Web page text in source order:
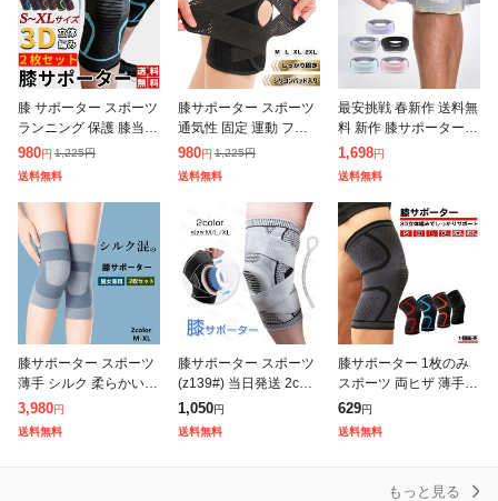
膝 サポーター スポーツ
ランニング 保護 膝当て
膝パッド 医療用 ひざ
ニーリフレクター
980円 1,225円
送料無料
膝サポーター スポーツ
通気性 固定 運動 フィ
ット 伸縮 着用簡単 立
ち仕事 高機能 ベルト
980円 1,225円
送料無料
最安挑戦 春新作 送料無
料 新作 膝サポーター
膝蓋骨サポーター 2個
入 膝バンド 膝固定 膝
ター 3Dエ
1,698円
送料無料
膝サポーター スポーツ
薄手 シルク 柔らかい
締め付けない み 左右兼
用 薄手 しっかり ロン
3,980円
送料無料
膝サポーター スポーツ
(z139#) 当日発送 2colo
r 高齢者 1枚入り 大きい
サイズ 医療用 ランニン
1,050円
送料無料
膝サポーター 1枚のみ
スポーツ 両ヒザ 薄手
簡単装着 通気性 保温性
伸縮 男女兼用 滑り止め
629円
送料無料
もっと見る